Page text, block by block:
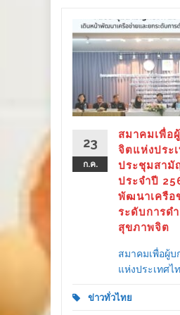
23
ก.ค.
สมาคมเพื่อ
จิตแห่งประ
ประชุมสามั
ประจำปี
พัฒนาเครือ
ระดับการด
สุขภาพจิต
สมาคมเพื่อผู้บ
แห่งประเทศไ
ข่าวทั่วไทย